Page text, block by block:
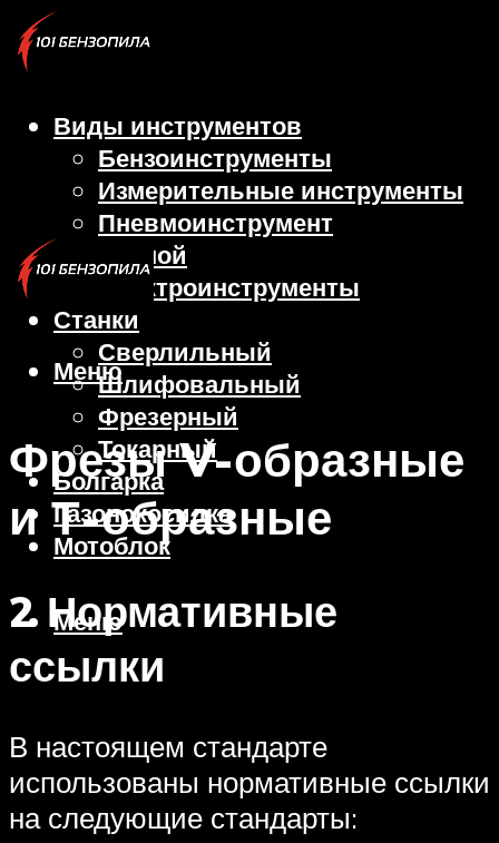
Виды инструментов
Бензоинструменты
Измерительные инструменты
Пневмоинструмент
Ручной
Электроинструменты
Станки
Сверлильный
Шлифовальный
Фрезерный
Токарный
Болгарка
Газонокосилка
Мотоблок
Меню
Меню
Фрезы V-образные
и Т-образные
2 Нормативные
ссылки
В настоящем стандарте
использованы нормативные ссылки
на следующие стандарты: